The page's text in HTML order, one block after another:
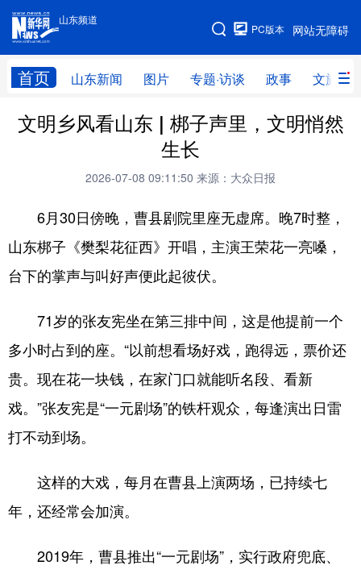
山东频道
网站无障碍
PC版本
首页 山东新闻 图片 专题·访谈 政事 文旅
手机版
网站地图
学习进行时 高层 时政 人事
全球连线
科技 科普 体育 文化
健康 军事 访谈 视频
食品 人居 信息化 乡村振兴
溯源中国 城市 旅游 能源
会展 彩票 时尚
地方频道
首页 山东新闻 图片 专题·访谈
文明乡风看山东 | 梆子声里，文明悄然
生长
2026-07-08 09:11:50 来源：大众日报
6月30日傍晚，曹县剧院里座无虚席。晚7时整，
山东梆子《樊梨花征西》开唱，主演王荣花一亮嗓，
台下的掌声与叫好声便此起彼伏。
71岁的张友宪坐在第三排中间，这是他提前一个
多小时占到的座。“以前想看场好戏，跑得远，票价还
贵。现在花一块钱，在家门口就能听名段、看新
戏。”张友宪是“一元剧场”的铁杆观众，每逢演出日雷
打不动到场。
这样的大戏，每月在曹县上演两场，已持续七
年，还经常会加演。
2019年，曹县推出“一元剧场”，实行政府兜底、